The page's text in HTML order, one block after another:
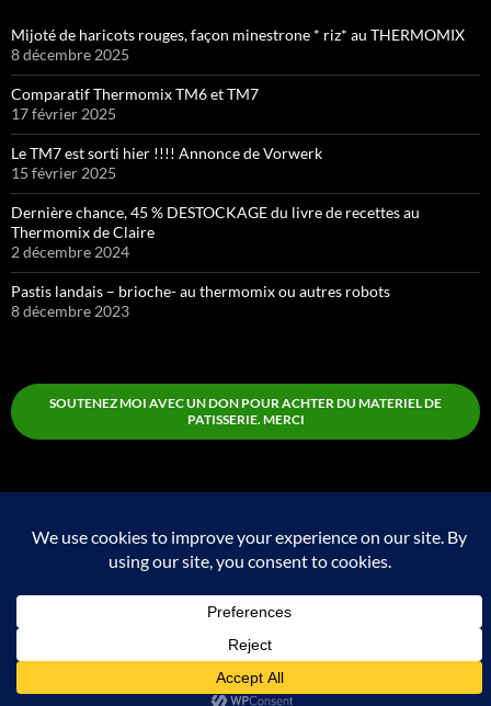
Mijoté de haricots rouges, façon minestrone * riz* au THERMOMIX
8 décembre 2025
Comparatif Thermomix TM6 et TM7
17 février 2025
Le TM7 est sorti hier !!!! Annonce de Vorwerk
15 février 2025
Dernière chance, 45 % DESTOCKAGE du livre de recettes au
Thermomix de Claire
2 décembre 2024
Pastis landais – brioche- au thermomix ou autres robots
8 décembre 2023
SOUTENEZ MOI AVEC UN DON POUR ACHTER DU MATERIEL DE
PATISSERIE. MERCI